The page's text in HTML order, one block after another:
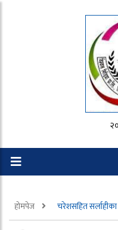
होमपेज चरेशसहित